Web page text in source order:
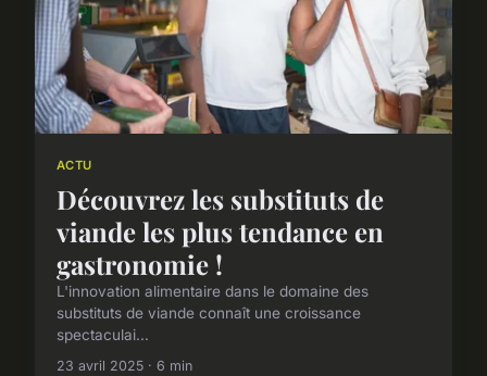
ACTU
Découvrez les substituts de
viande les plus tendance en
gastronomie !
L'innovation alimentaire dans le domaine des
substituts de viande connaît une croissance
spectaculai...
23 avril 2025 · 6 min